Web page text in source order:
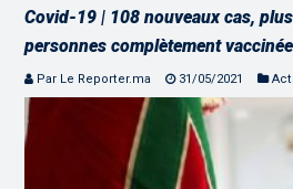
Covid-19 | 108 nouveaux cas,
personnes complètement
Par Le Reporter.ma 31/05/2021